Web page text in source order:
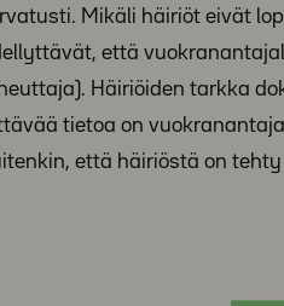
Mikäli häiriöt eivät
että
Häiriöiden tarkka
tietoa on
että häiriöstä on